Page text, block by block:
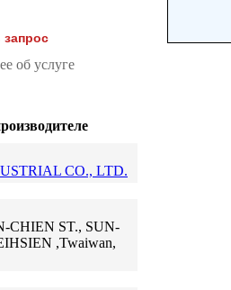
запрос
об услуге
CO., LTD.
CHIEN ST., SUN-
,Twaiwan,